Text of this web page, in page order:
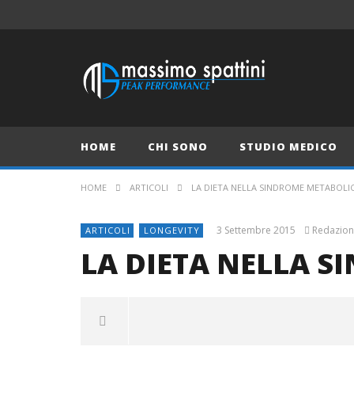
HOME CHI SONO STUDIO MEDICO
HOME ARTICOLI LA DIETA NELLA SINDROME
ARTICOLI LONGEVITY 3 Settembre 2015
LA DIETA NELLA